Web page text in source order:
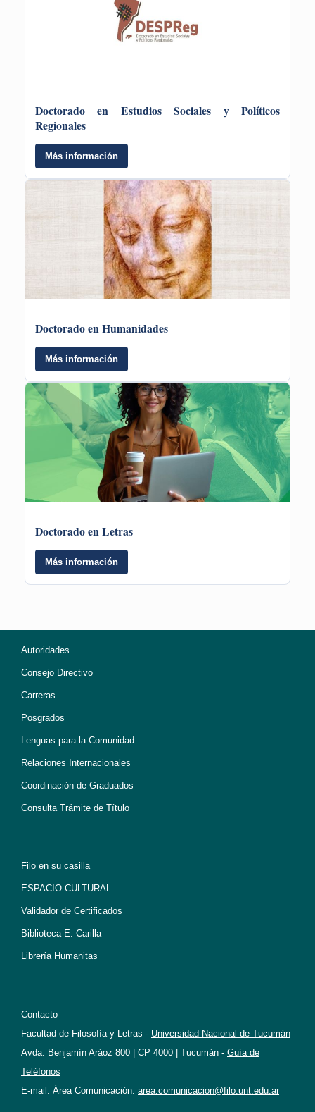
Doctorado en Estudios Sociales y Políticos
Regionales
Más información
Doctorado en Humanidades
Más información
Doctorado en Letras
Más información
Autoridades
Consejo Directivo
Carreras
Posgrados
Lenguas para la Comunidad
Relaciones Internacionales
Coordinación de Graduados
Consulta Trámite de Título
Filo en su casilla
ESPACIO CULTURAL
Validador de Certificados
Biblioteca E. Carilla
Librería Humanitas
Contacto
Facultad de Filosofía y Letras - Universidad Nacional de Tucumán
Avda. Benjamín Aráoz 800 | CP 4000 | Tucumán - Guía de
Teléfonos
E-mail: Área Comunicación: area.comunicacion@filo.unt.edu.ar